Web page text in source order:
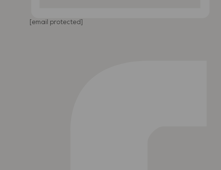
[email protected]